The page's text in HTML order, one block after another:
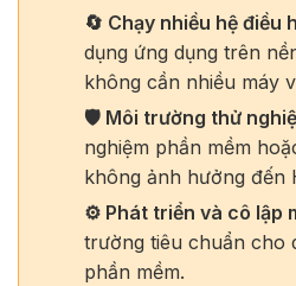
🔄 Chạy nhiều hệ điều
dụng ứng dụng trên
không cần nhiều máy
🛡️ Môi trường thử
nghiệm phần mềm
không ảnh hưởng đến
⚙️ Phát triển và cô lập
trường tiêu chuẩn cho
phần mềm.